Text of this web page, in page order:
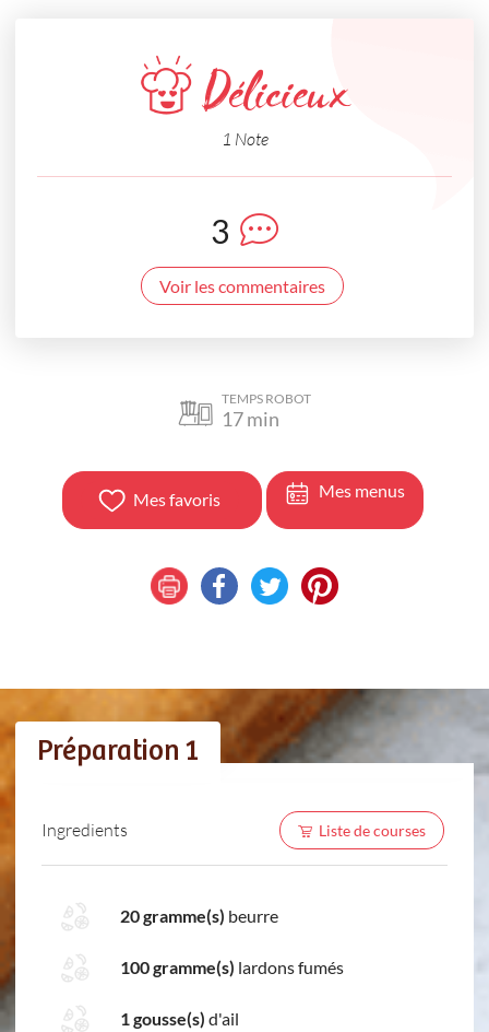
Délicieux
1 Note
3
Voir les commentaires
TEMPS ROBOT
17min
Mes favoris Mes menus
Préparation 1
Ingredients Liste de courses
20 gramme(s) beurre
100 gramme(s) lardons fumés
1 gousse(s) d'ail